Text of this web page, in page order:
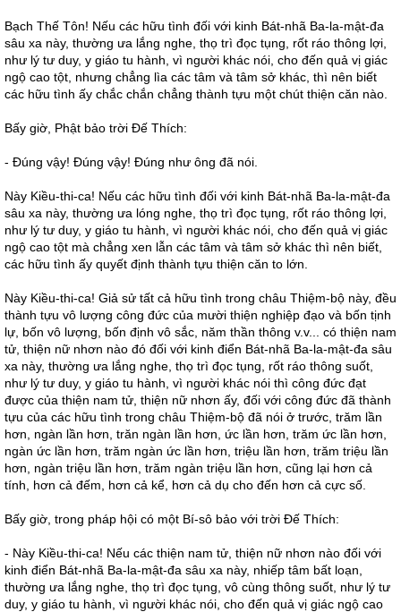
Bạch Thế Tôn! Nếu các hữu tình đối với kinh Bát-nhã Ba-la-mật-đa
sâu xa này, thường ưa lắng nghe, thọ trì đọc tụng, rốt ráo thông lợi,
như lý tư duy, y giáo tu hành, vì người khác nói, cho đến quả vị giác
ngộ cao tột, nhưng chẳng lìa các tâm và tâm sở khác, thì nên biết
các hữu tình ấy chắc chắn chẳng thành tựu một chút thiện căn nào.
Bấy giờ, Phật bảo trời Đế Thích:
- Đúng vậy! Đúng vậy! Đúng như ông đã nói.
Này Kiều-thi-ca! Nếu các hữu tình đối với kinh Bát-nhã Ba-la-mật-đa
sâu xa này, thường ưa lóng nghe, thọ trì đọc tụng, rốt ráo thông lợi,
như lý tư duy, y giáo tu hành, vì người khác nói, cho đến quả vị giác
ngộ cao tột mà chẳng xen lẫn các tâm và tâm sở khác thì nên biết,
các hữu tình ấy quyết định thành tựu thiện căn to lớn.
Này Kiều-thi-ca! Giả sử tất cả hữu tình trong châu Thiệm-bộ này, đều
thành tựu vô lượng công đức của mười thiện nghiệp đạo và bốn tịnh
lự, bốn vô lượng, bốn định vô sắc, năm thần thông v.v... có thiện nam
tử, thiện nữ nhơn nào đó đối với kinh điển Bát-nhã Ba-la-mật-đa sâu
xa này, thường ưa lắng nghe, thọ trì đọc tụng, rốt ráo thông suốt,
như lý tư duy, y giáo tu hành, vì người khác nói thì công đức đạt
được của thiện nam tử, thiện nữ nhơn ấy, đối với công đức đã thành
tựu của các hữu tình trong châu Thiệm-bộ đã nói ở trước, trăm lần
hơn, ngàn lần hơn, trăn ngàn lần hơn, ức lần hơn, trăm ức lần hơn,
ngàn ức lần hơn, trăm ngàn ức lần hơn, triệu lần hơn, trăm triệu lần
hơn, ngàn triệu lần hơn, trăm ngàn triệu lần hơn, cũng lại hơn cả
tính, hơn cả đếm, hơn cả kể, hơn cả dụ cho đến hơn cả cực số.
Bấy giờ, trong pháp hội có một Bí-sô bảo với trời Đế Thích:
- Này Kiều-thi-ca! Nếu các thiện nam tử, thiện nữ nhơn nào đối với
kinh điển Bát-nhã Ba-la-mật-đa sâu xa này, nhiếp tâm bất loạn,
thường ưa lắng nghe, thọ trì đọc tụng, vô cùng thông suốt, như lý tư
duy, y giáo tu hành, vì người khác nói, cho đến quả vị giác ngộ cao